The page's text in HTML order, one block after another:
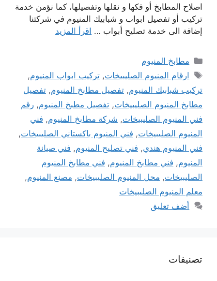
اصلاح المطابخ أو فكها و نقلها وتفصيلها، كما نؤمن خدمة
تركيب أو تفصيل ابواب و شبابيك المنيوم في شركتنا
إضافة الى خدمة تصليح أبواب … اقرأ المزيد
التصنيفات
مطابخ المنيوم
الوسوم
ارقام المنيوم الصليبيخات,تركيب ابواب المنيوم,
تركيب شبابيك المنيوم, تفصيل مطابخ المنيوم, تفصيل
مطابخ المنيوم الصليبيخات, تفصيل مطبخ المنيوم, رقم
فني المنيوم الصليبيخات, شركة مطابخ المنيوم, فني
المنيوم الصليبيخات, فني المنيوم باكستاني الصليبيخات,
فني المنيوم هندي, فني تصليح المنيوم, فني صيانة
المنيوم, فني مطابخ المنيوم, فني مطابخ المنيوم
الصليبيخات, محل المنيوم الصليبيخات, مصنع المنيوم,
معلم المنيوم الصليبيخات
أضف تعليق
تصنيفات